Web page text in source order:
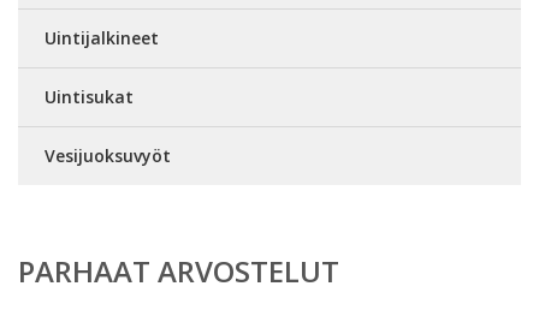
Uintijalkineet
Uintisukat
Vesijuoksuvyöt
PARHAAT ARVOSTELUT